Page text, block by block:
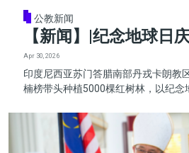
公教新闻
【新闻】|纪念地球日
Apr 30, 2026
印度尼西亚苏门答腊南部丹戎卡朗教
楠榜带头种植5000棵红树林，以纪念